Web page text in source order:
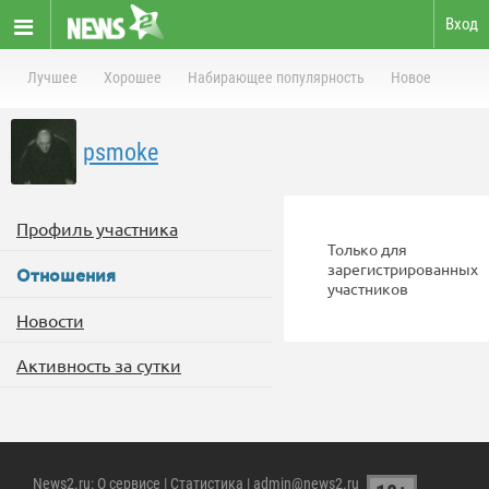
Вход
Лучшее Хорошее Набирающее популярность Новое
psmoke
Профиль участника
Отношения
Новости
Активность за сутки
Только для
зарегистрированных
участников
News2.ru: О сервисе | Статистика | admin@news2.ru